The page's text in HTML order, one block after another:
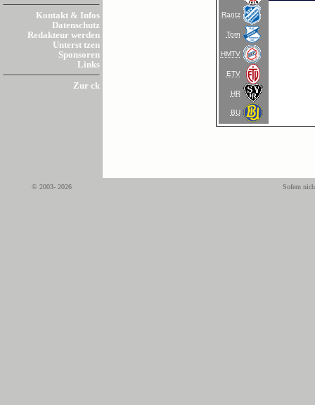
Kontakt & Infos
Datenschutz
Redakteur werden
Unterst tzen
Sponsoren
Links
Zur ck
Rantz
Torn
HMTV
ETV
HR
BU
© 2003- 2026 Sofern